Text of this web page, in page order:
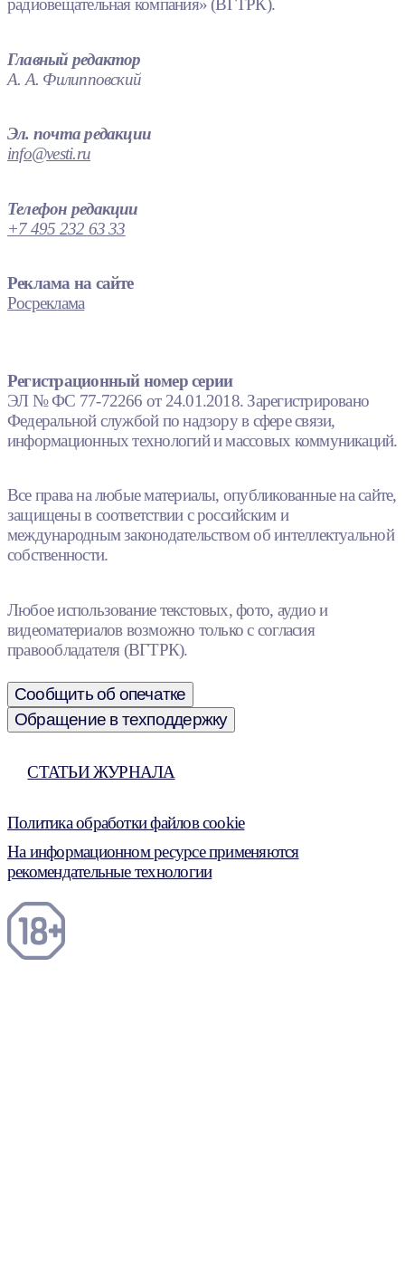
радиовещательная компания» (ВГТРК).
Главный редактор
А. А. Филипповский
Эл. почта редакции
info@vesti.ru
Телефон редакции
+7 495 232 63 33
Реклама на сайте
Росреклама
Регистрационный номер серии
ЭЛ № ФС 77-72266 от 24.01.2018. Зарегистрировано
Федеральной службой по надзору в сфере связи,
информационных технологий и массовых коммуникаций.
Все права на любые материалы, опубликованные на сайте,
защищены в соответствии с российским и
международным законодательством об интеллектуальной
собственности.
Любое использование текстовых, фото, аудио и
видеоматериалов возможно только с согласия
правообладателя (ВГТРК).
Сообщить об опечатке
Обращение в техподдержку
СТАТЬИ ЖУРНАЛА
Политика обработки файлов cookie
На информационном ресурсе применяются
рекомендательные технологии